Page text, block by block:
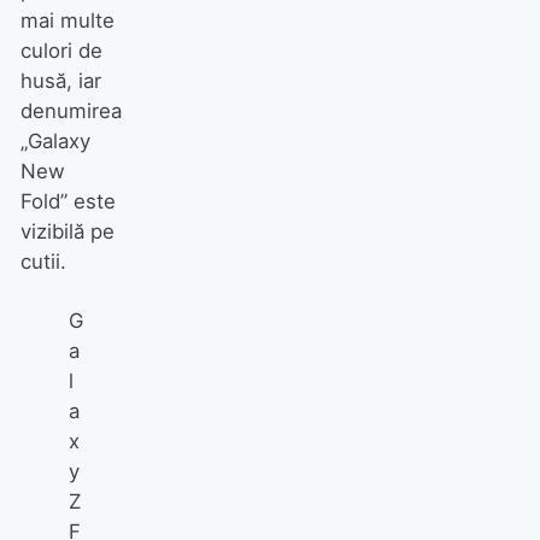
mai multe
culori de
husă, iar
denumirea
„Galaxy
New
Fold” este
vizibilă pe
cutii.
G
a
l
a
x
y
Z
F